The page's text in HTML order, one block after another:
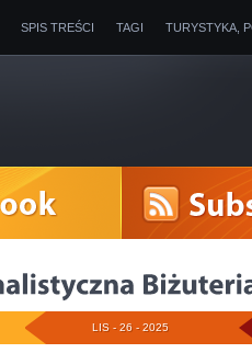
SPIS TREŚCI TAGI TURYSTYKA,
LIS - 26 - 2025